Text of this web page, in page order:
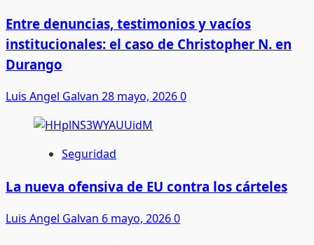
Entre denuncias, testimonios y vacíos
institucionales: el caso de Christopher N. en
Durango
Luis Angel Galvan 28 mayo, 20260
Seguridad
La nueva ofensiva de EU contra los cárteles
Luis Angel Galvan 6 mayo, 20260